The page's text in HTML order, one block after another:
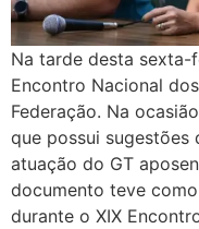
Na tarde desta
Encontro Nacional
Federação. Na
que possui sugestões
atuação do GT
documento teve
durante o XIX